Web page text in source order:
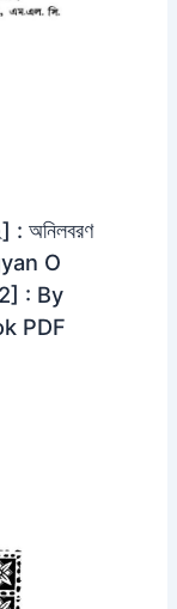
: অনিলবরণ
O
: By
PDF